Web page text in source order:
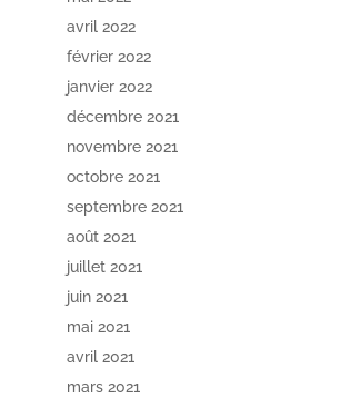
avril 2022
février 2022
janvier 2022
décembre 2021
novembre 2021
octobre 2021
septembre 2021
août 2021
juillet 2021
juin 2021
mai 2021
avril 2021
mars 2021